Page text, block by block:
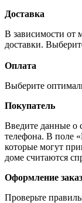
Доставка
В зависимости от
доставки.
Оплата
Выберите
Покупатель
Введите данные о
телефона. В поле
которые могут
доме считаются
Оформление
Проверьте